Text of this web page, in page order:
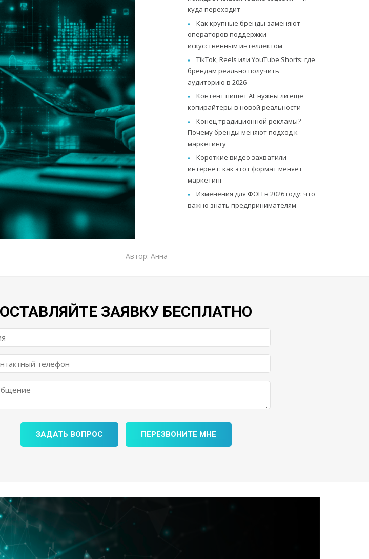
Автор: Анна
куда переходит
Как крупные бренды заменяют
операторов поддержки
искусственным интеллектом
TikTok, Reels или YouTube Shorts: где
брендам реально получить
аудиторию в 2026
Контент пишет AI: нужны ли еще
копирайтеры в новой реальности
Конец традиционной рекламы?
Почему бренды меняют подход к
маркетингу
Короткие видео захватили
интернет: как этот формат меняет
маркетинг
Изменения для ФОП в 2026 году: что
важно знать предпринимателям
ОСТАВЛЯЙТЕ ЗАЯВКУ БЕСПЛАТНО
ЗАДАТЬ ВОПРОС ПЕРЕЗВОНИТЕ МНЕ